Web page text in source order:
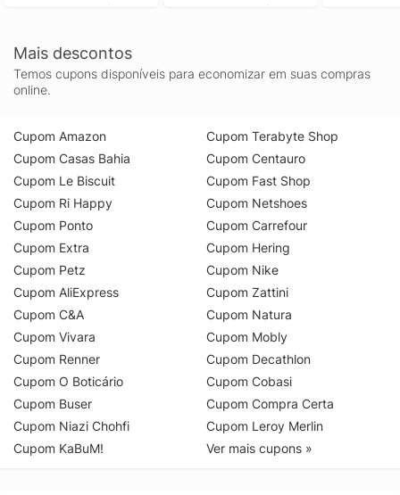
Mais descontos
Temos cupons disponíveis para economizar em suas compras
online.
Cupom Amazon
Cupom Casas Bahia
Cupom Le Biscuit
Cupom Ri Happy
Cupom Ponto
Cupom Extra
Cupom Petz
Cupom AliExpress
Cupom C&A
Cupom Vivara
Cupom Renner
Cupom O Boticário
Cupom Buser
Cupom Niazi Chohfi
Cupom KaBuM!
Cupom Terabyte Shop
Cupom Centauro
Cupom Fast Shop
Cupom Netshoes
Cupom Carrefour
Cupom Hering
Cupom Nike
Cupom Zattini
Cupom Natura
Cupom Mobly
Cupom Decathlon
Cupom Cobasi
Cupom Compra Certa
Cupom Leroy Merlin
Ver mais cupons »